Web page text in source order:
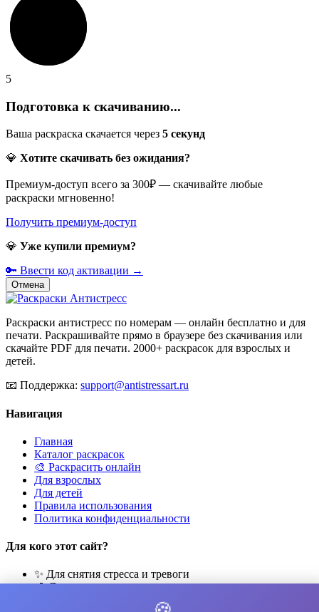
5
Подготовка к скачиванию...
Ваша раскраска скачается через 5 секунд
💎 Хотите скачивать без ожидания?
Премиум-доступ всего за 300₽ — скачивайте любые
раскраски мгновенно!
Получить премиум-доступ
💎 Уже купили премиум?
🔑 Ввести код активации →
Отмена
Раскраски антистресс по номерам — онлайн бесплатно и для
печати. Раскрашивайте прямо в браузере без скачивания или
скачайте PDF для печати. 2000+ раскрасок для взрослых и
детей.
📧 Поддержка: support@antistressart.ru
Навигация
Главная
Каталог раскрасок
🎨 Раскрасить онлайн
Для взрослых
Для детей
Правила использования
Политика конфиденциальности
Для кого этот сайт?
✨ Для снятия стресса и тревоги
🎨 Для развития креативности
🧘 Для медитации и расслабления